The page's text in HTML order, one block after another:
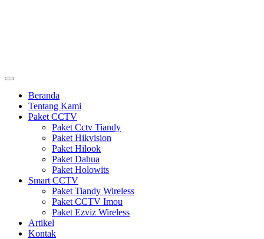
Beranda
Tentang Kami
Paket CCTV
Paket Cctv Tiandy
Paket Hikvision
Paket Hilook
Paket Dahua
Paket Holowits
Smart CCTV
Paket Tiandy Wireless
Paket CCTV Imou
Paket Ezviz Wireless
Artikel
Kontak